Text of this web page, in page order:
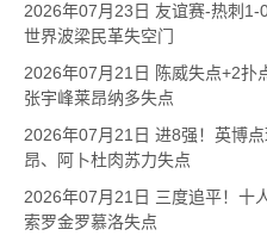
2026年07月23日 友谊赛-热刺
世界波梁民革失空门
2026年07月21日 陈威失点+2扑
张宇峰莱昂纳多失点
2026年07月21日 进8强！英博
昂、阿卜杜肉苏力失点
2026年07月21日 三度追平！十
索罗金罗慕洛失点